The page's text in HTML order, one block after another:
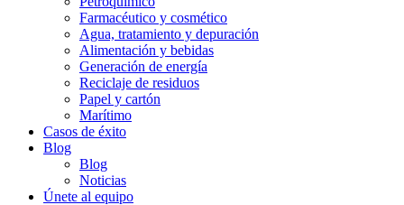
Farmacéutico y cosmético
Agua, tratamiento y depuración
Alimentación y bebidas
Generación de energía
Reciclaje de residuos
Papel y cartón
Marítimo
Casos de éxito
Blog
Blog
Noticias
Únete al equipo